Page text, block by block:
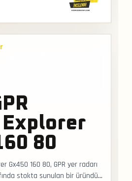
Explorer
80
Gx450 160 80, GPR yer radarı
stokta sunulan bir üründür.